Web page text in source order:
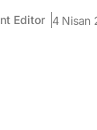
Editor 4 Nisan